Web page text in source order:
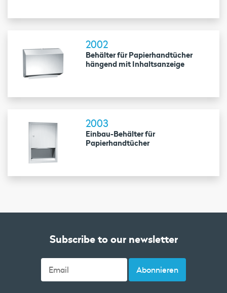
2002
Behälter für Papierhandtücher
hängend mit Inhaltsanzeige
2003
Einbau-Behälter für
Papierhandtücher
Subscribe to our newsletter